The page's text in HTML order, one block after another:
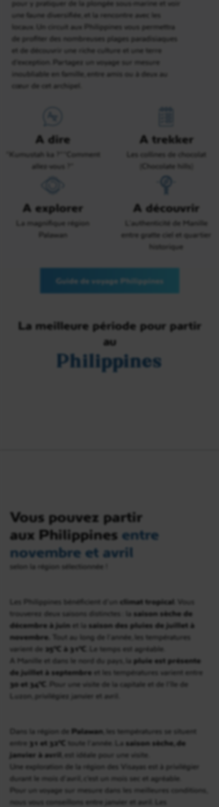
pour y pratiquer de la plongée sous-marine et voir
une faune diversifiée, et la rencontre avec les
locaux. Un circuit aux Philippines vous permettra
de profiter des nombreuses plages paradisiaques
et de découvrir une riche culture et une terre
d’exception. Partagez un voyage sur mesure
inoubliable en famille, entre amis ou à deux au
cœur de cet archipel.
A dire
“Kumustah ka ?” “Comment
allez-vous ?”
A trekker
Les collines de chocolat
(Chocolate hills)
A explorer
La magnifique région
Palawan
A découvrir
L’authenticité de Manille
entre gratte ciel et quartier
historique
Guide de voyage Philippines
La meilleure période pour partir
au
Philippines
Vous pouvez partir
aux Philippines entre
novembre et avril
selon la région sélectionnée !
Les Philippines bénéficient d’un climat tropical . Vous
trouverez deux saisons distinctes : la saison sèche de
décembre à juin et la saison des pluies de juillet à
novembre.
Tout au long de l’année, les températures
varient de 25°C à 31°C
. Le temps est agréable.
A Manille et dans le nord du pays, la pluie est présente
de juillet à septembre et les températures varient entre
30 et 34°C
. Pour une visite de la capitale et de l’île de
Luzon, privilégiez janvier et avril.
Dans la région de Palawan , les températures se situent
entre 31 et 32°C toute l’année. La saison sèche, de
janvier à avril , est idéale pour une visite.
Une exploration de la région des Visayas est à privilégier
durant le mois d’avril, c’est un mois sec et agréable.
Pour un voyage sur mesure dans les meilleures conditions,
nous vous conseillons entre janvier et avril. Les